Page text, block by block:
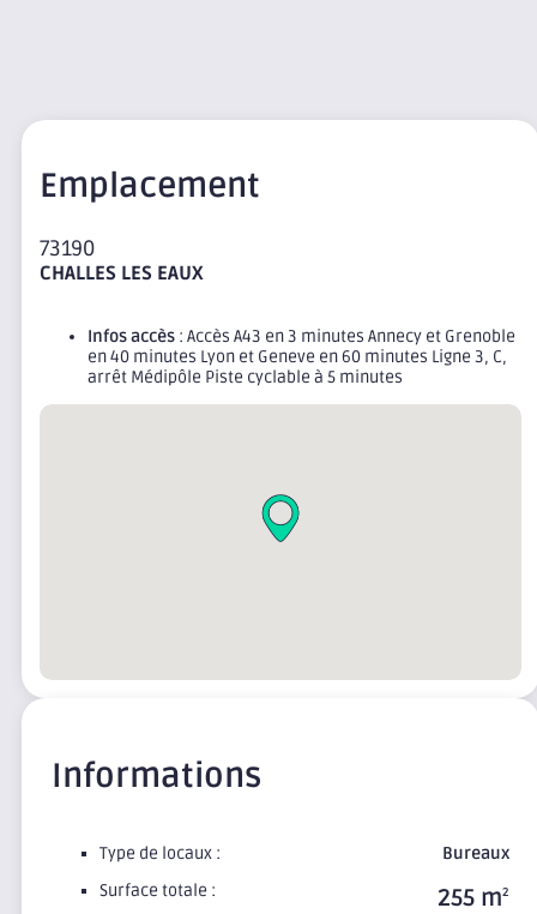
Emplacement
73190
CHALLES LES EAUX
Infos accès : Accès A43 en 3 minutes Annecy et Grenoble
en 40 minutes Lyon et Geneve en 60 minutes Ligne 3, C,
arrêt Médipôle Piste cyclable à 5 minutes
Informations
Type de locaux :
Bureaux
Surface totale :
255 m2